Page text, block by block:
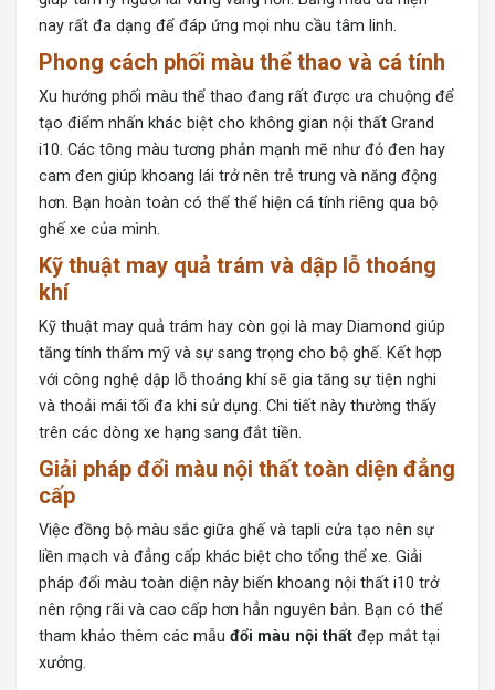
nay rất đa dạng để đáp ứng mọi nhu cầu tâm linh.
Phong cách phối màu thể thao và cá tính
Xu hướng phối màu thể thao đang rất được ưa chuộng để
tạo điểm nhấn khác biệt cho không gian nội thất Grand
i10. Các tông màu tương phản mạnh mẽ như đỏ đen hay
cam đen giúp khoang lái trở nên trẻ trung và năng động
hơn. Bạn hoàn toàn có thể thể hiện cá tính riêng qua bộ
ghế xe của mình.
Kỹ thuật may quả trám và dập lỗ thoáng
khí
Kỹ thuật may quả trám hay còn gọi là may Diamond giúp
tăng tính thẩm mỹ và sự sang trọng cho bộ ghế. Kết hợp
với công nghệ dập lỗ thoáng khí sẽ gia tăng sự tiện nghi
và thoải mái tối đa khi sử dụng. Chi tiết này thường thấy
trên các dòng xe hạng sang đắt tiền.
Giải pháp đổi màu nội thất toàn diện đẳng
cấp
Việc đồng bộ màu sắc giữa ghế và tapli cửa tạo nên sự
liền mạch và đẳng cấp khác biệt cho tổng thể xe. Giải
pháp đổi màu toàn diện này biến khoang nội thất i10 trở
nên rộng rãi và cao cấp hơn hẳn nguyên bản. Bạn có thể
tham khảo thêm các mẫu đổi màu nội thất đẹp mắt tại
xưởng.